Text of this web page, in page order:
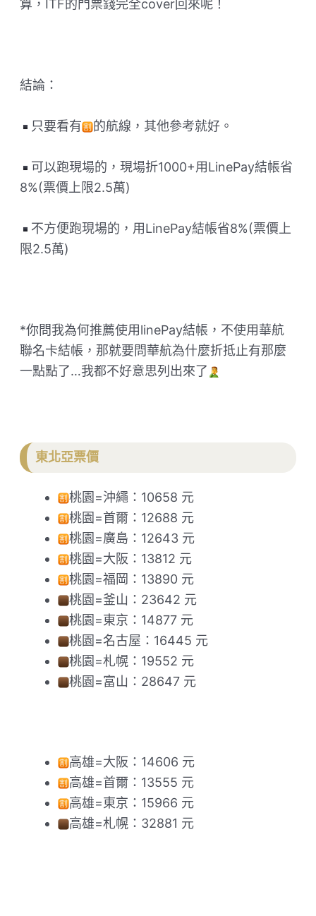
算，ITF的門票錢完全cover回來呢！
結論：
只要看有 的航線，其他參考就好。
可以跑現場的，現場折1000+用LinePay結帳省
8%(票價上限2.5萬)
不方便跑現場的，用LinePay結帳省8%(票價上
限2.5萬)
*你問我為何推薦使用linePay結帳，不使用華航
聯名卡結帳，那就要問華航為什麼折抵止有那麼
一點點了…我都不好意思列出來了
東北亞票價
桃園=沖繩：10658 元
桃園=首爾：12688 元
桃園=廣島：12643 元
桃園=大阪：13812 元
桃園=福岡：13890 元
桃園=釜山：23642 元
桃園=東京：14877 元
桃園=名古屋：16445 元
桃園=札幌：19552 元
桃園=富山：28647 元
高雄=大阪：14606 元
高雄=首爾：13555 元
高雄=東京：15966 元
高雄=札幌：32881 元​